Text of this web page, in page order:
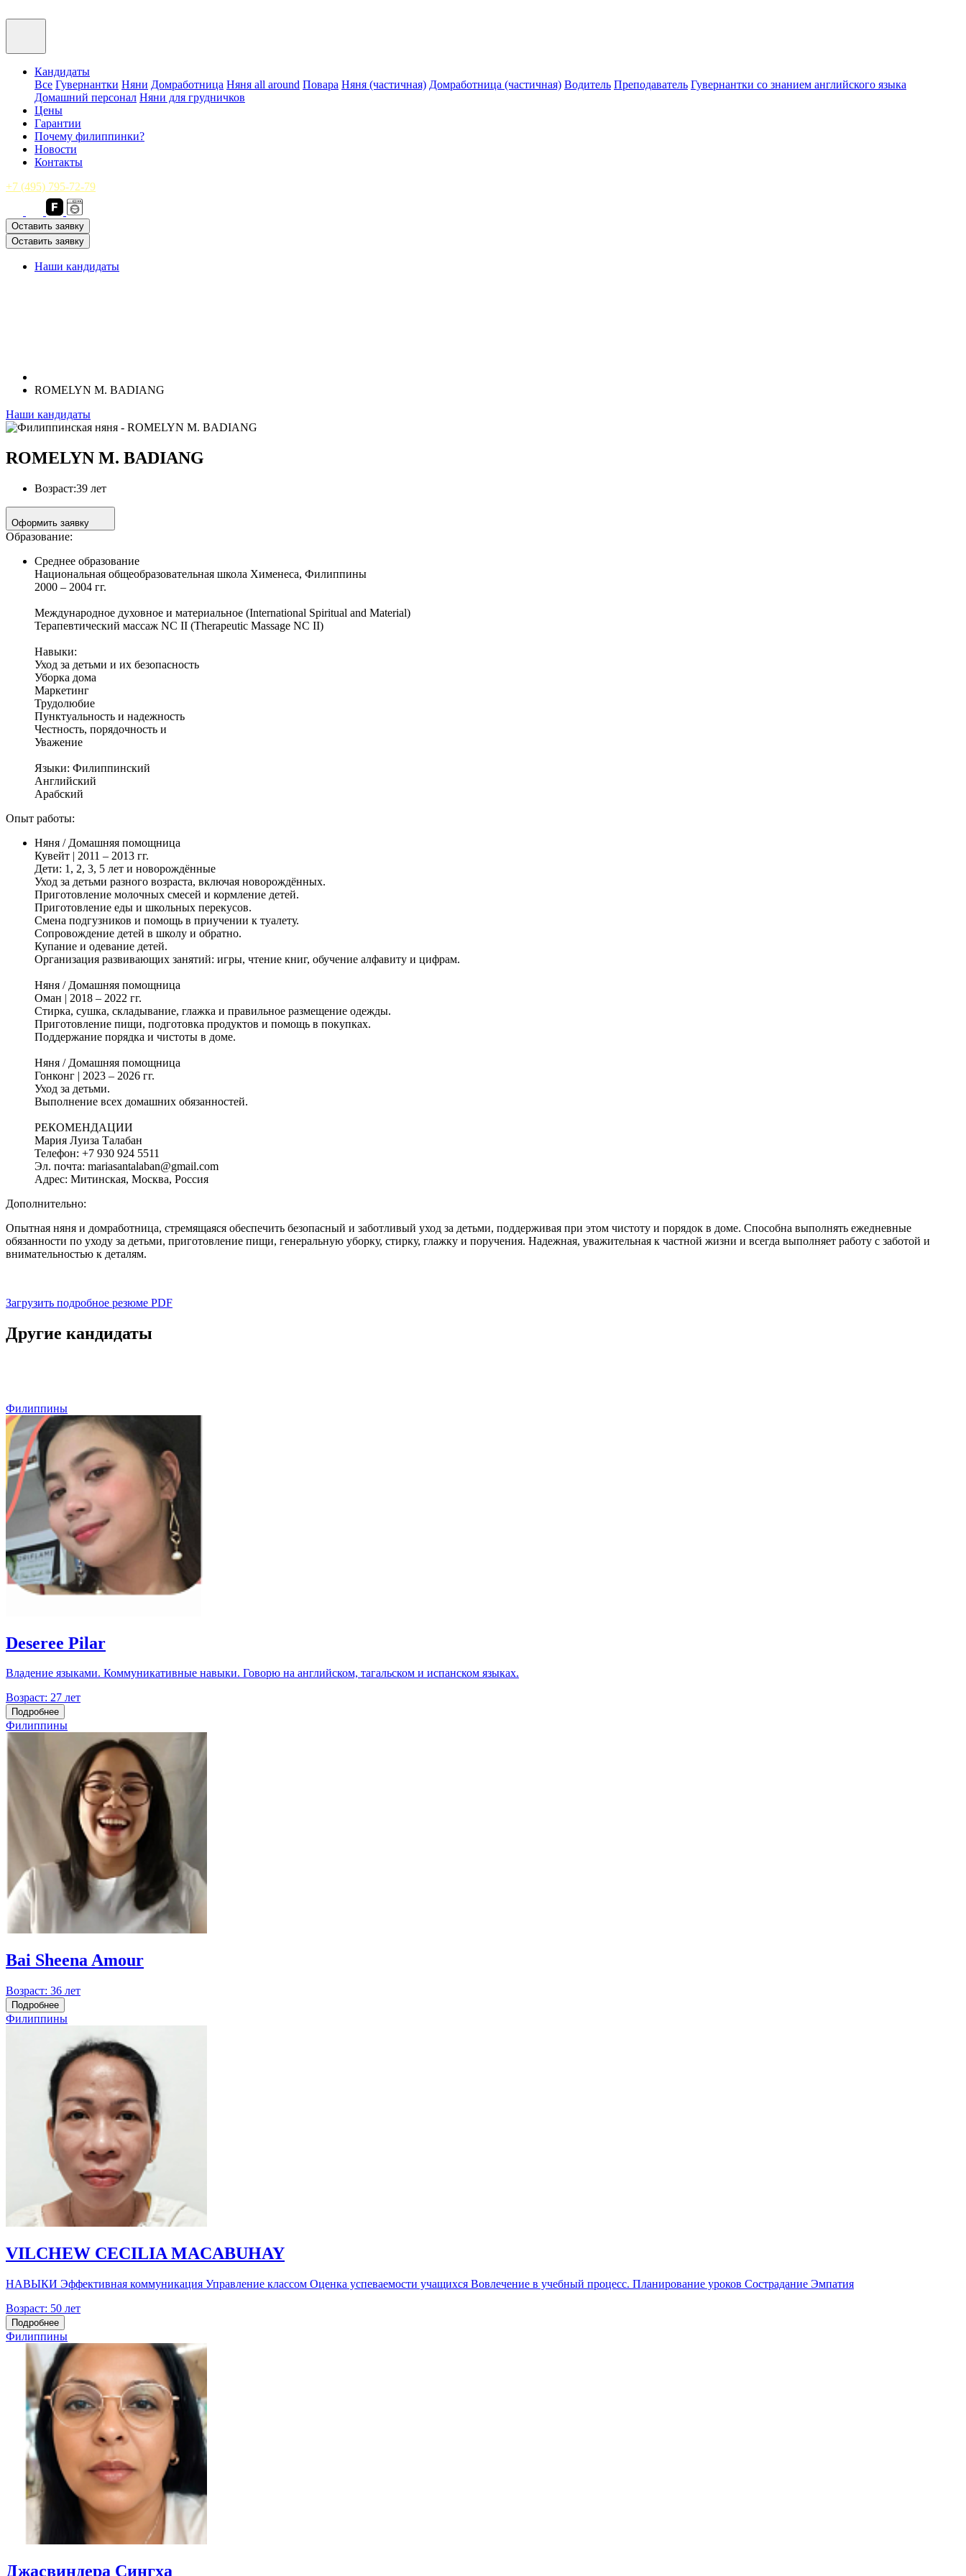
Кандидаты
Все Гувернантки Няни Домработница Няня all around Повара Няня (частичная) Домработница (частичная) Водитель Преподаватель Гувернантки со знанием английского языка
Домашний персонал Няни для грудничков
Цены
Гарантии
Почему филиппинки?
Новости
Контакты
+7 (495) 795-72-79
Оставить заявку
Оставить заявку
Наши кандидаты
ROMELYN M. BADIANG
Наши кандидаты
ROMELYN M. BADIANG
Возраст:39 лет
Оформить заявку
Образование:
Среднее образование
Национальная общеобразовательная школа Хименеса, Филиппины
2000 – 2004 гг.
Международное духовное и материальное (International Spiritual and Material)
Терапевтический массаж NC II (Therapeutic Massage NC II)
Навыки:
Уход за детьми и их безопасность
Уборка дома
Маркетинг
Трудолюбие
Пунктуальность и надежность
Честность, порядочность и
Уважение
Языки: Филиппинский
Английский
Арабский
Опыт работы:
Няня / Домашняя помощница
Кувейт | 2011 – 2013 гг.
Дети: 1, 2, 3, 5 лет и новорождённые
Уход за детьми разного возраста, включая новорождённых.
Приготовление молочных смесей и кормление детей.
Приготовление еды и школьных перекусов.
Смена подгузников и помощь в приучении к туалету.
Сопровождение детей в школу и обратно.
Купание и одевание детей.
Организация развивающих занятий: игры, чтение книг, обучение алфавиту и цифрам.
Няня / Домашняя помощница
Оман | 2018 – 2022 гг.
Стирка, сушка, складывание, глажка и правильное размещение одежды.
Приготовление пищи, подготовка продуктов и помощь в покупках.
Поддержание порядка и чистоты в доме.
Няня / Домашняя помощница
Гонконг | 2023 – 2026 гг.
Уход за детьми.
Выполнение всех домашних обязанностей.
РЕКОМЕНДАЦИИ
Мария Луиза Талабан
Телефон: +7 930 924 5511
Эл. почта: mariasantalaban@gmail.com
Адрес: Митинская, Москва, Россия
Дополнительно:
Опытная няня и домработница, стремящаяся обеспечить безопасный и заботливый уход за детьми, поддерживая при этом чистоту и порядок в доме. Способна выполнять ежедневные
обязанности по уходу за детьми, приготовление пищи, генеральную уборку, стирку, глажку и поручения. Надежная, уважительная к частной жизни и всегда выполняет работу с заботой и
внимательностью к деталям.
Загрузить подробное резюме PDF
Другие кандидаты
Филиппины
Deseree Pilar
Владение языками. Коммуникативные навыки. Говорю на английском, тагальском и испанском языках.
Возраст: 27 лет
Подробнее
Филиппины
Bai Sheena Amour
Возраст: 36 лет
Подробнее
Филиппины
VILCHEW CECILIA MACABUHAY
НАВЫКИ Эффективная коммуникация Управление классом Оценка успеваемости учащихся Вовлечение в учебный процесс. Планирование уроков Сострадание Эмпатия
Возраст: 50 лет
Подробнее
Филиппины
Джасвиндера Сингха